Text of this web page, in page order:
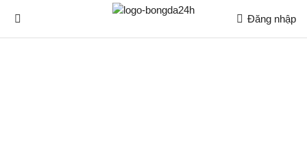
Đăng nhập